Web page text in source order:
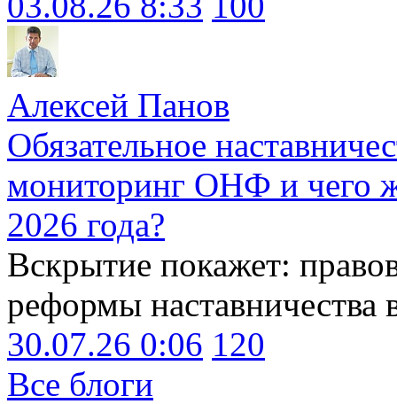
Алексей Панов
Обязательное
мониторинг ОНФ и чего
2026 года?
Вскрытие покажет:
реформы наставничества
30.07.26 0:06 120
Все блоги